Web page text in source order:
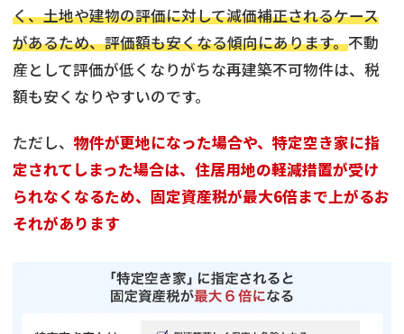
く、土地や建物の評価に対して減価補正されるケース
があるため、評価額も安くなる傾向にあります。不動
産として評価が低くなりがちな再建築不可物件は、税
額も安くなりやすいのです。
ただし、 物件が更地になった場合や、特定空き家に指
定されてしまった場合は、住居用地の軽減措置が受け
られなくなるため、固定資産税が最大6倍まで上がるお
それがあります